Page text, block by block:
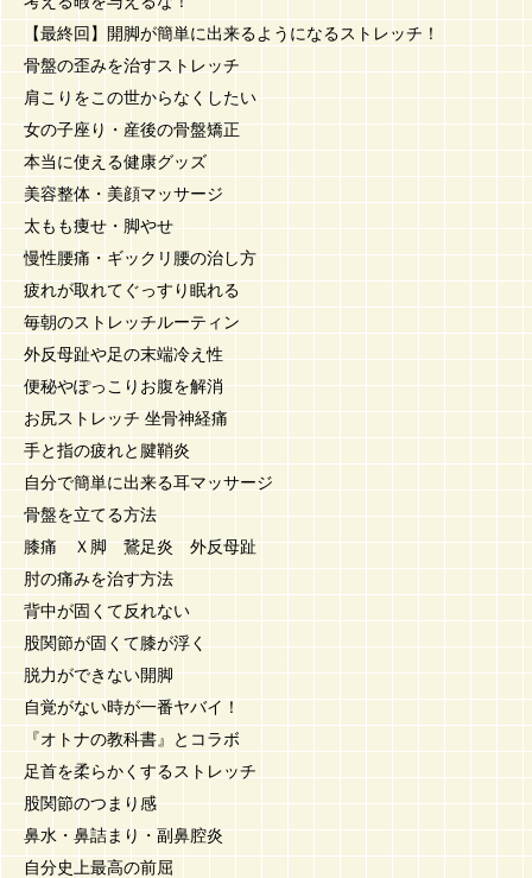
【最終回】開脚が簡単に出来るようになるストレッチ！
骨盤の歪みを治すストレッチ
肩こりをこの世からなくしたい
女の子座り・産後の骨盤矯正
本当に使える健康グッズ
美容整体・美顔マッサージ
太もも痩せ・脚やせ
慢性腰痛・ギックリ腰の治し方
疲れが取れてぐっすり眠れる
毎朝のストレッチルーティン
外反母趾や足の末端冷え性
便秘やぽっこりお腹を解消
お尻ストレッチ 坐骨神経痛
手と指の疲れと腱鞘炎
自分で簡単に出来る耳マッサージ
骨盤を立てる方法
膝痛 Ｘ脚 鵞足炎 外反母趾
肘の痛みを治す方法
背中が固くて反れない
股関節が固くて膝が浮く
脱力ができない開脚
自覚がない時が一番ヤバイ！
『オトナの教科書』とコラボ
足首を柔らかくするストレッチ
股関節のつまり感
鼻水・鼻詰まり・副鼻腔炎
自分史上最高の前屈